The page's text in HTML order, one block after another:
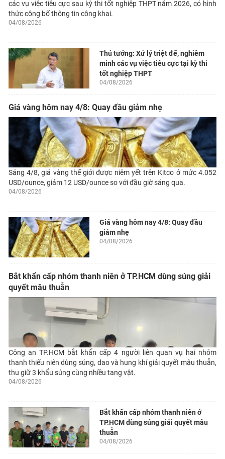
các vụ việc tiêu cực sau kỳ thi tốt nghiệp THPT năm 2026, có hình
thức công bố thông tin công khai.
04/08/2026
Thủ tướng: Xử lý triệt để, nghiêm
minh các vụ việc tiêu cực tại kỳ thi
tốt nghiệp THPT
04/08/2026
Giá vàng hôm nay 4/8: Quay đầu giảm nhẹ
Sáng 4/8, giá vàng thế giới được niêm yết trên Kitco ở mức 4.052
USD/ounce, giảm 12 USD/ounce so với đầu giờ sáng qua.
04/08/2026
Giá vàng hôm nay 4/8: Quay đầu
giảm nhẹ
04/08/2026
Bắt khẩn cấp nhóm thanh niên ở TP.HCM dùng súng giải
quyết mâu thuẫn
Công an TP.HCM bắt khẩn cấp 4 người liên quan vụ hai nhóm
thanh thiếu niên dùng súng, dao và hung khí giải quyết mâu thuẫn,
thu giữ 3 khẩu súng cùng nhiều tang vật.
04/08/2026
Bắt khẩn cấp nhóm thanh niên ở
TP.HCM dùng súng giải quyết mâu
thuẫn
04/08/2026